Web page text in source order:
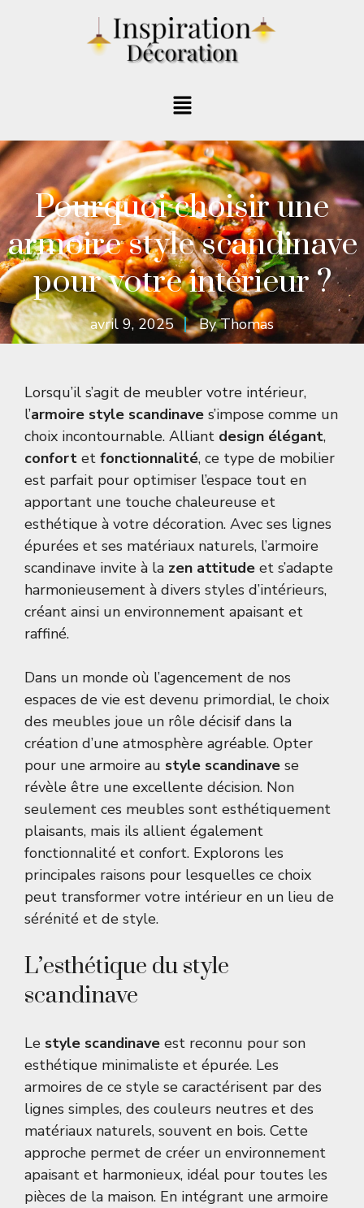
Pourquoi choisir une
armoire style scandinave
pour votre intérieur ?
avril 9, 2025 ByThomas
Lorsqu’il s’agit de meubler votre intérieur,
l’armoire style scandinave s’impose comme un
choix incontournable. Alliant design élégant,
confort et fonctionnalité, ce type de mobilier
est parfait pour optimiser l’espace tout en
apportant une touche chaleureuse et
esthétique à votre décoration. Avec ses lignes
épurées et ses matériaux naturels, l’armoire
scandinave invite à la zen attitude et s’adapte
harmonieusement à divers styles d’intérieurs,
créant ainsi un environnement apaisant et
raffiné.
Dans un monde où l’agencement de nos
espaces de vie est devenu primordial, le choix
des meubles joue un rôle décisif dans la
création d’une atmosphère agréable. Opter
pour une armoire au style scandinave se
révèle être une excellente décision. Non
seulement ces meubles sont esthétiquement
plaisants, mais ils allient également
fonctionnalité et confort. Explorons les
principales raisons pour lesquelles ce choix
peut transformer votre intérieur en un lieu de
sérénité et de style.
L’esthétique du style
scandinave
Le style scandinave est reconnu pour son
esthétique minimaliste et épurée. Les
armoires de ce style se caractérisent par des
lignes simples, des couleurs neutres et des
matériaux naturels, souvent en bois. Cette
approche permet de créer un environnement
apaisant et harmonieux, idéal pour toutes les
pièces de la maison. En intégrant une armoire